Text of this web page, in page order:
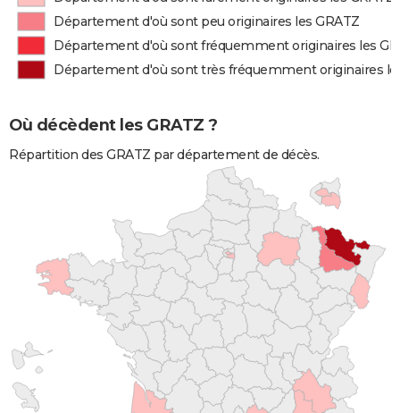
Département d'où sont peu originaires les GRATZ
Département d'où sont fréquemment originaires les
Département d'où sont très fréquemment originaires
Où décèdent les GRATZ ?
Répartition des GRATZ par département de décès.